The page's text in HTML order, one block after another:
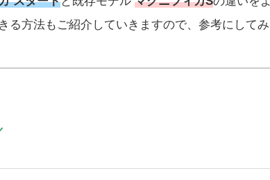
る方法もご紹介していきますので、参考にしてみ